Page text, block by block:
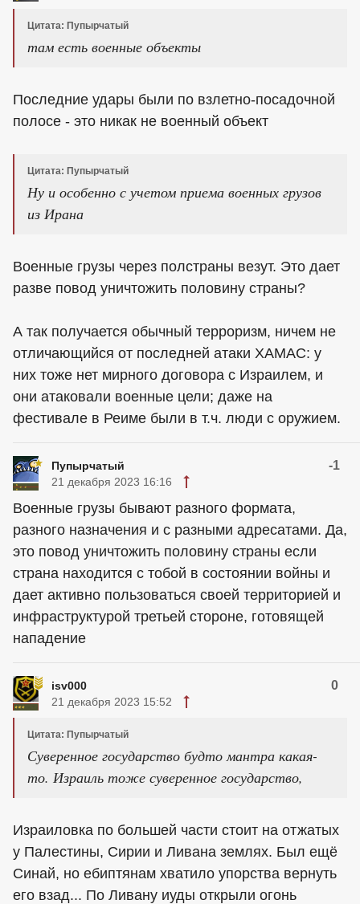
Цитата: Пупырчатый
там есть военные объекты
Последние удары были по взлетно-посадочной
полосе - это никак не военный объект
Цитата: Пупырчатый
Ну и особенно с учетом приема военных грузов
из Ирана
Военные грузы через полстраны везут. Это дает
разве повод уничтожить половину страны?
А так получается обычный терроризм, ничем не
отличающийся от последней атаки ХАМАС: у
них тоже нет мирного договора с Израилем, и
они атаковали военные цели; даже на
фестивале в Реиме были в т.ч. люди с оружием.
Пупырчатый -1
21 декабря 2023 16:16
Военные грузы бывают разного формата,
разного назначения и с разными адресатами. Да,
это повод уничтожить половину страны если
страна находится с тобой в состоянии войны и
дает активно пользоваться своей территорией и
инфраструктурой третьей стороне, готовящей
нападение
isv000 0
21 декабря 2023 15:52
Цитата: Пупырчатый
Суверенное государство будто мантра какая-
то. Израиль тоже суверенное государство,
Израиловка по большей части стоит на отжатых
у Палестины, Сирии и Ливана землях. Был ещё
Синай, но ебиптянам хватило упорства вернуть
его взад... По Ливану иуды открыли огонь